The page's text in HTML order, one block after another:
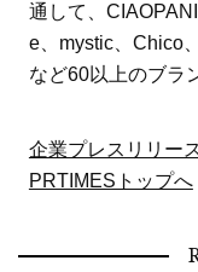
通して、
e、mystic、Chico
など60以上のブラ
企業プレスリリー
PRTIMESトップへ